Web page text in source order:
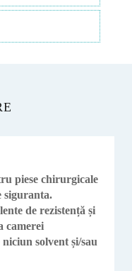
piese chirurgicale
siguranta.
de rezistență și
camerei
solvent și/sau